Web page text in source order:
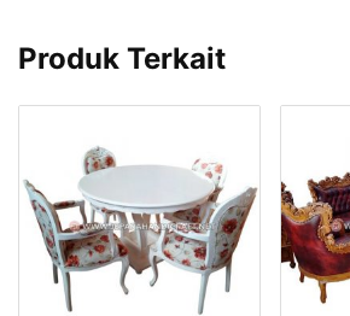
Produk Terkait